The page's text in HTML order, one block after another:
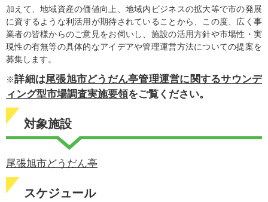
加えて、地域資産の価値向上、地域内ビジネスの拡大等で市の発展
に資するような利活用が期待されていることから、この度、広く事
業者の皆様からのご意見をお伺いし、施設の活用方針や市場性・実
現性の有無等の具体的なアイデアや管理運営方法についての提案を
募集します。
※詳細は尾張旭市どうだん亭管理運営に関するサウンデ
ィング型市場調査実施要領をご覧ください。
対象施設
尾張旭市どうだん亭
スケジュール